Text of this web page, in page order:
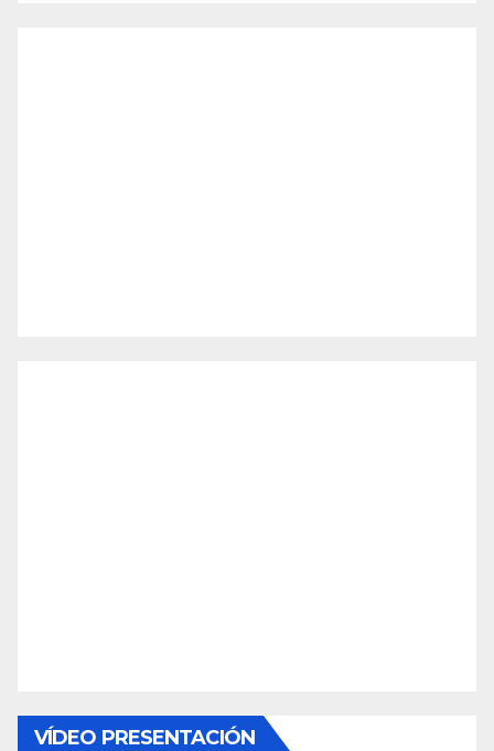
VÍDEO PRESENTACIÓN